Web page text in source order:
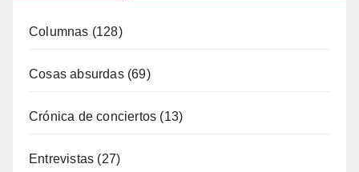
Columnas (128)
Cosas absurdas(69)
Crónica de conciertos (13)
Entrevistas (27)